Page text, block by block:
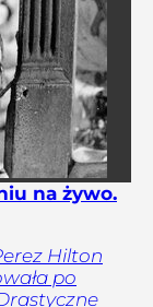
na żywo.
Hilton
po